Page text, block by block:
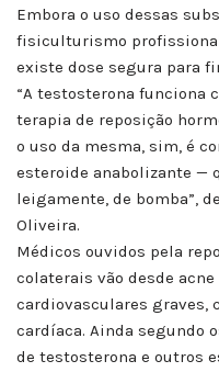
Embora o uso dessas
fisiculturismo
existe dose segura para
“A testosterona funciona
terapia de reposição
o uso da mesma, sim, é
esteroide anabolizante —
leigamente, de bomba”,
Oliveira.
Médicos ouvidos pela
colaterais vão desde
cardiovasculares graves,
cardíaca. Ainda segundo
de testosterona e outros